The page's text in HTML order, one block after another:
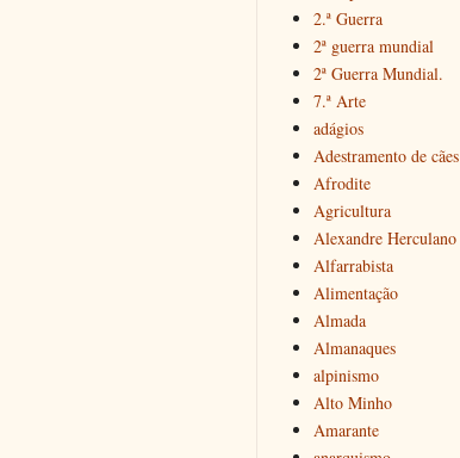
2.ª Guerra
2ª guerra mundial
2ª Guerra Mundial.
7.ª Arte
adágios
Adestramento de cães
Afrodite
Agricultura
Alexandre Herculano
Alfarrabista
Alimentação
Almada
Almanaques
alpinismo
Alto Minho
Amarante